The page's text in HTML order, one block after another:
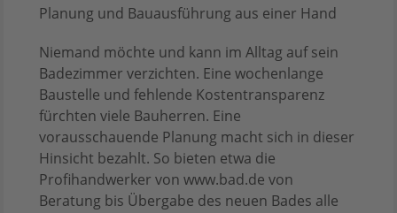
Planung und Bauausführung aus einer Hand
Niemand möchte und kann im Alltag auf sein
Badezimmer verzichten. Eine wochenlange
Baustelle und fehlende Kostentransparenz
fürchten viele Bauherren. Eine
vorausschauende Planung macht sich in dieser
Hinsicht bezahlt. So bieten etwa die
Profihandwerker von www.bad.de von
Beratung bis Übergabe des neuen Bades alle